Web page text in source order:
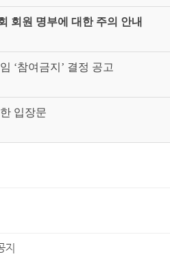
회원 명부에 대한 주의 안내
‘참여금지’ 결정 공고
입장문
지